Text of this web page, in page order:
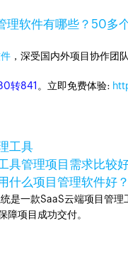
理软件有哪些？50多
，深受国内外项目协作团
转841 。立即免费体验:
工具
具管理项目需求比较
什么项目管理软件好
是一款SaaS云端项目管
障项目成功交付。